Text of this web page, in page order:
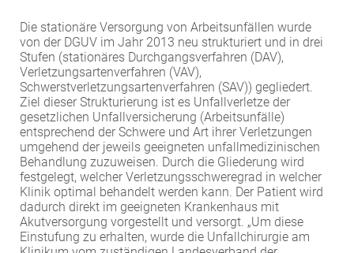
Alle Kliniken, Fachbereiche und Zentren
Alle Kliniken, Fachbereiche und Zentren
Die stationäre Versorgung von Arbeitsunfällen wurde
von der DGUV im Jahr 2013 neu strukturiert und in drei
Stufen (stationäres Durchgangsverfahren (DAV),
Verletzungsartenverfahren (VAV),
Schwerstverletzungsartenverfahren (SAV)) gegliedert.
Ziel dieser Strukturierung ist es Unfallverletze der
gesetzlichen Unfallversicherung (Arbeitsunfälle)
entsprechend der Schwere und Art ihrer Verletzungen
umgehend der jeweils geeigneten unfallmedizinischen
Behandlung zuzuweisen. Durch die Gliederung wird
festgelegt, welcher Verletzungsschweregrad in welcher
Klinik optimal behandelt werden kann. Der Patient wird
dadurch direkt im geeigneten Krankenhaus mit
Akutversorgung vorgestellt und versorgt. „Um diese
Einstufung zu erhalten, wurde die Unfallchirurgie am
Cookie Laufzeit:
1 Jahr
EXTERNE MEDIEN
Um Inhalte von Videoplattformen und Social Media
Plattformen anzeigen zu können, werden von
diesen externen Medien Cookies gesetzt.
YouTube